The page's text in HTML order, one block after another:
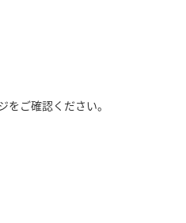
ご確認ください。